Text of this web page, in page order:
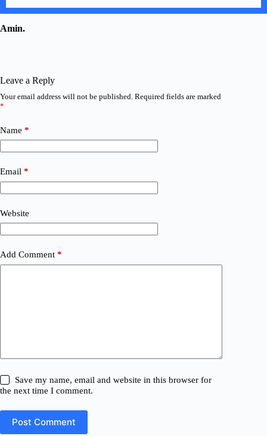
Amin.
Leave a Reply
Your email address will not be published. Required fields are marked
*
Name *
Email *
Website
Add Comment *
Save my name, email and website in this browser for
the next time I comment.
Post Comment